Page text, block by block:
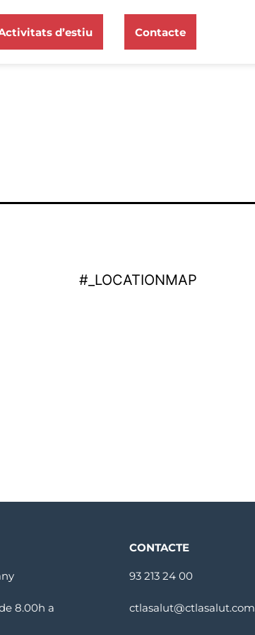
d’estiu Contacte
#_LOCATIONMAP
8.00h a
CONTACTE
93 213 24 00
ctlasalut@ctlasalut.com